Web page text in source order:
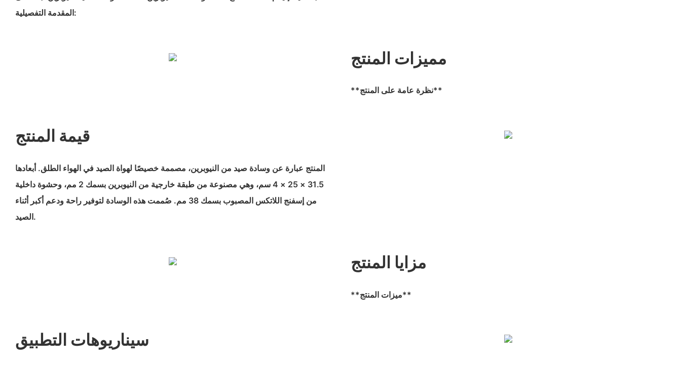
المقدمة التفصيلية:
مميزات المنتج
**نظرة عامة على المنتج**
قيمة المنتج
المنتج عبارة عن وسادة صيد من النيوبرين، مصممة خصيصًا لهواة الصيد في الهواء الطلق. أبعادها
31.5 × 25 × 4 سم، وهي مصنوعة من طبقة خارجية من النيوبرين بسمك 2 مم، وحشوة داخلية
من إسفنج اللاتكس المصبوب بسمك 38 مم. صُممت هذه الوسادة لتوفير راحة ودعم أكبر أثناء
الصيد.
مزايا المنتج
**ميزات المنتج**
سيناريوهات التطبيق